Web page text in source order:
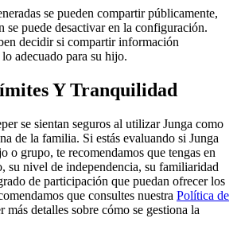
se pueden compartir públicamente,
se puede desactivar en la configuración.
decidir si compartir información
adecuado para su hijo.
Y Tranquilidad
se sientan seguros al utilizar Junga como
de la familia. Si estás evaluando si Junga
o grupo, te recomendamos que tengas en
su nivel de independencia, su familiaridad
de participación que puedan ofrecer los
que consultes nuestra Política de
más detalles sobre cómo se gestiona la